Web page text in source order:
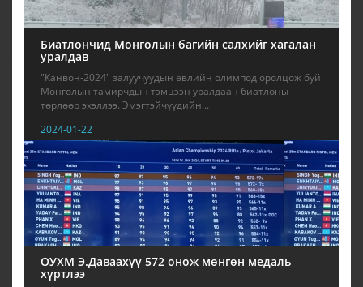
Биатлончид Монголын багийн салхийг хагалан
уралдав
"Канвон-2024" залуучуудын өвлийн олимпод оролцож буй
Монголын тамирчдын тэмцээн уралдаан биатлоны
төрлөөр эхэллээ. Эмэгтэйчүүдийн...
2024-01-22
ОУХМ Э.Даваахүү 572 онож мөнгөн медаль
хүртлээ